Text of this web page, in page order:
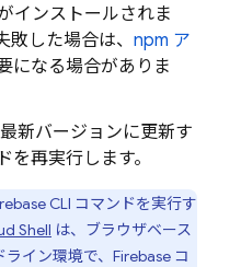
インストールされま
した場合は、 npm ア
になる場合がありま
新バージョンに更新す
を再実行します。
CLI コマンドを実行す
Shell は、ブラウザベース
イン環境で、 Firebase コ